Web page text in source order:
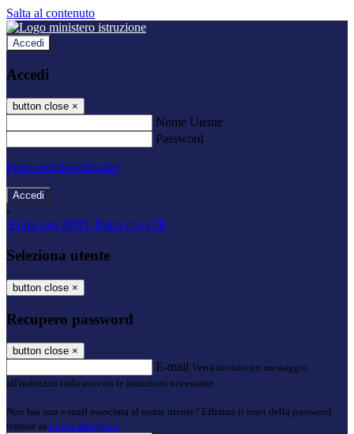
Salta al contenuto
Accedi
Accedi
button close ×
Nome Utente
Password
Password dimenticata?
-
Entra con SPID Entra con CIE
Seleziona utente
button close ×
Recupero password
button close ×
E-mail Verrà inviato un messaggio
all'indirizzo indicato con le istruzioni necessarie.
Non hai una e-mail associata al nome utente? Effettua il reset della password
tramite la Login Spaggiari